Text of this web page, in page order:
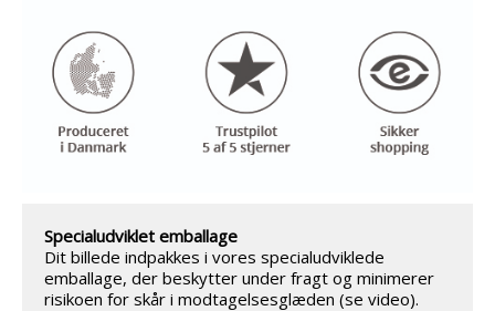
Specialudviklet emballage
Dit billede indpakkes i vores specialudviklede
emballage, der beskytter under fragt og minimerer
risikoen for skår i modtagelsesglæden (se video).